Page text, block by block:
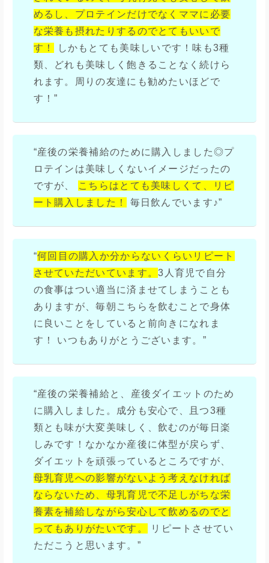
めるし、プロテインだけでなくママに必要
な栄養も摂れたりするのでとてもいいで
す！
しかもとても美味しいです！味も3種
類、どれも美味しく飽きることなく続けら
れます。周りの友達にも勧めたいほどで
す！”
“産後の栄養補給のために購入しました◎プ
ロテインは美味しくないイメージだったの
ですが、
こちらはとても美味しくて、リピ
ート購入しました！
毎日飲んでいます♪”
“何回目の購入か分からないくらいリピート
させていただいています。3人育児で自分
の食事はつい適当に済ませてしまうことも
ありますが、毎朝こちらを飲むことで身体
に良いことをしていると前向きになれま
す！ いつもありがとうございます。”
“産後の栄養補給と、産後ダイエットのため
に購入しました。成分も安心で、且つ3種
類とも味が大変美味しく、飲むのが毎日楽
しみです！なかなか産後に体型が戻らず、
ダイエットを頑張っているところですが、
母乳育児への影響がないよう考えなければ
ならないため、母乳育児で不足しがちな栄
養素を補給しながら安心して飲めるのでと
ってもありがたいです。
リピートさせてい
ただこうと思います。”